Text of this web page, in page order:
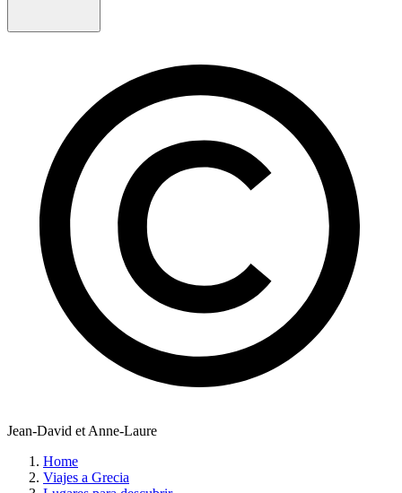
Jean-David et Anne-Laure
Home
Viajes a Grecia